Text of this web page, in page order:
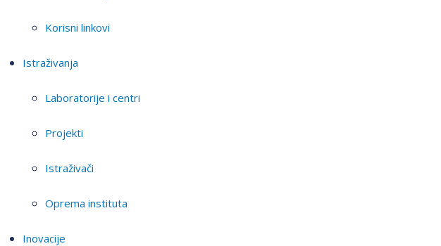
Korisni linkovi
Istraživanja
Laboratorije i centri
Projekti
Istraživači
Oprema instituta
Inovacije